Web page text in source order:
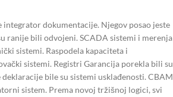
integrator dokumentacije. Njegov posao jeste
ranije bili odvojeni. SCADA sistemi i merenja
sistemi. Raspodela kapaciteta i
sistemi. Registri Garancija porekla bili su
bile su sistemi usklađenosti. CBAM
sistem. Prema novoj tržišnoj logici, svi